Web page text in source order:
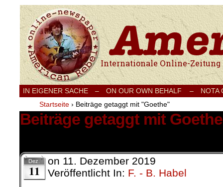
Internationale Onlinezeitung für Frieden,
IN EIGENER SACHE – ON OUR OWN BEHALF –
NOTA
Startseite › Beiträge getaggt mit "Goethe"
Beiträge getaggt mit Goethe
Dez.
11
on 11. Dezember 2019
Veröffentlicht In: F. - B. Habel